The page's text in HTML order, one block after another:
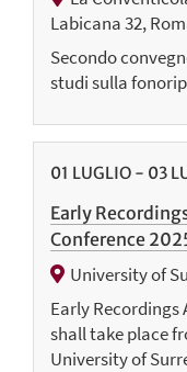
Labicana 32,
Secondo
studi sulla
01 LUGLIO - 03
Early
Conference
University of
Early Recordings
shall take place
University of